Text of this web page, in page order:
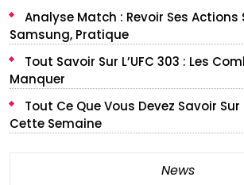
Analyse Match : Revoir Ses Actions
Samsung, Pratique
Tout Savoir Sur L’UFC 303 : Les
Manquer
Tout Ce Que Vous Devez Savoir Sur
Cette Semaine
NewsCategory